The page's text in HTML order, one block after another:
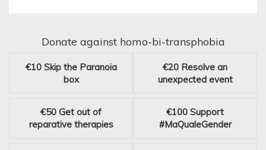
Donate against homo-bi-transphobia
€10 Skip the Paranoia
box
€20 Resolve an
unexpected event
€50 Get out of
reparative therapies
€100 Support
#MaQualeGender